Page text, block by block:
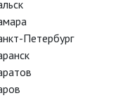
Петербург